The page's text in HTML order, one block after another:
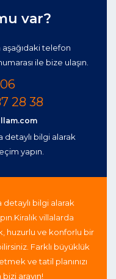
var?
telefon
ile bize ulaşın.
28 38
detaylı bilgi alarak
yapın.
detaylı bilgi alarak
Kiralık villalarda
huzurlu ve konforlu bir
Farklı büyüklük
ve tatil planınızı
arayın!